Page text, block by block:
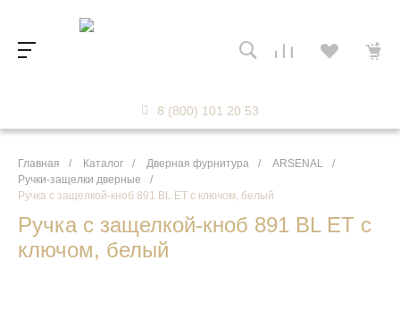
8 (800) 101 20 53
Главная / Каталог / Дверная фурнитура / ARSENAL
/
Ручки-защелки дверные
/
Ручка с защелкой-кноб 891 BL ET с ключом, белый
Ручка с защелкой-кноб 891 BL ET с
ключом, белый